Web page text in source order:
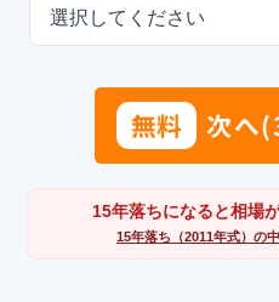
選択してください
無料 次へ
15年落ちになると相場
15年落ち（2011年式）の